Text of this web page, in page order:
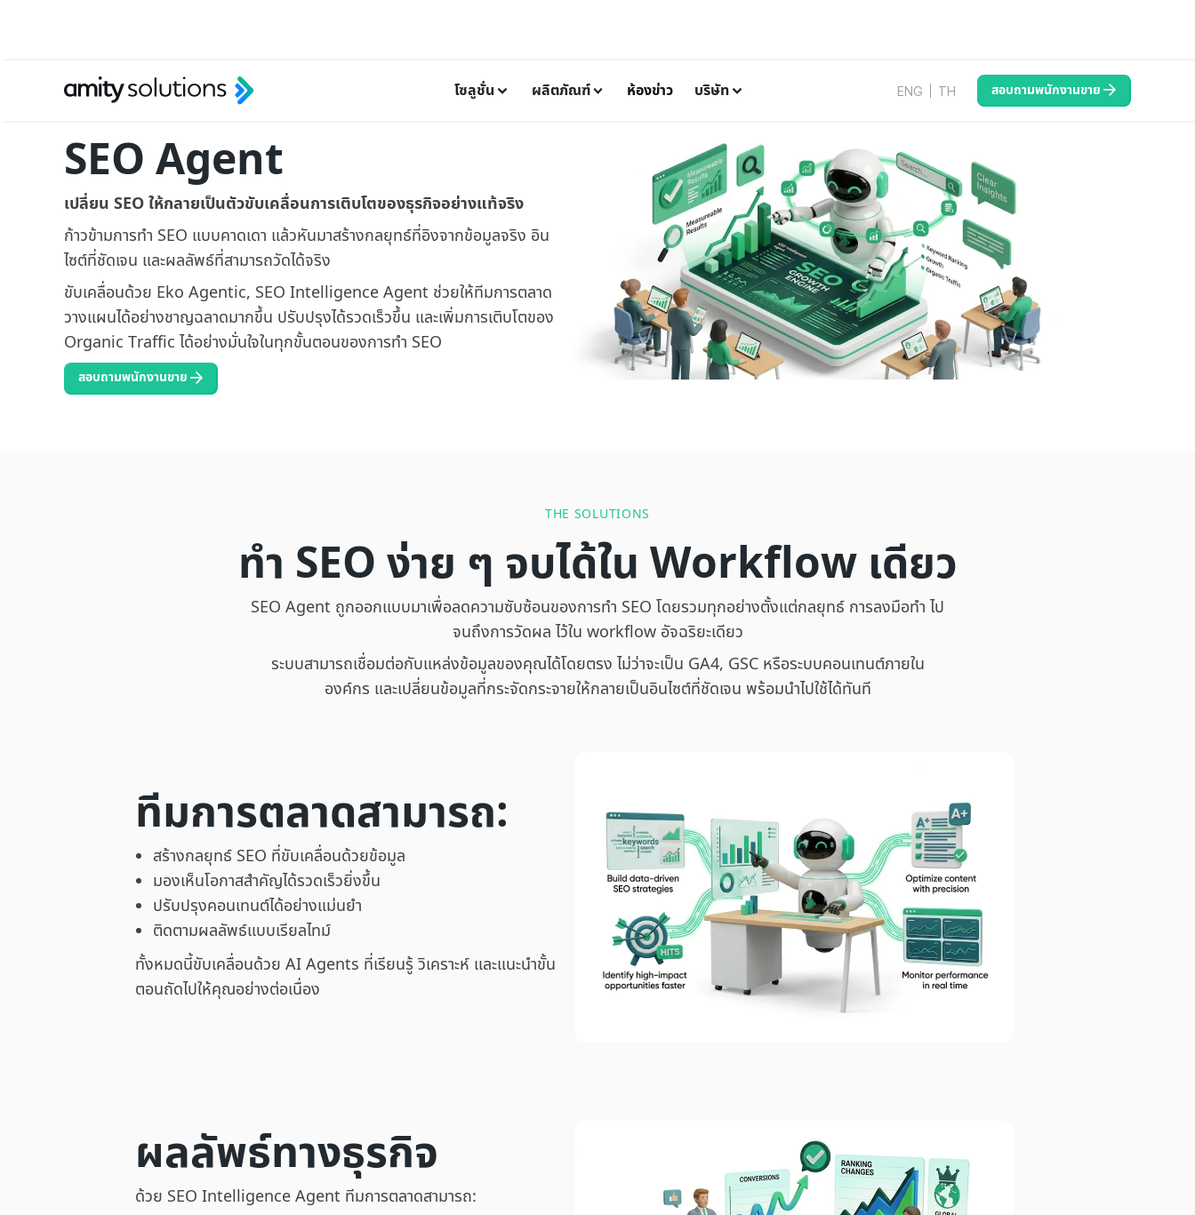
โซลูชั่น ผลิตภัณฑ์ ห้องข่าว บริษัท ENG TH สอบถามพนักงานขาย
SEO Agent
เปลี่ยน SEO ให้กลายเป็นตัวขับเคลื่อนการเติบโตของธุรกิจอย่างแท้จริง
ก้าวข้ามการทำ SEO แบบคาดเดา แล้วหันมาสร้างกลยุทธ์ที่อิงจากข้อมูลจริง อิน
ไซต์ที่ชัดเจน และผลลัพธ์ที่สามารถวัดได้จริง
ขับเคลื่อนด้วย Eko Agentic, SEO Intelligence Agent ช่วยให้ทีมการตลาด
วางแผนได้อย่างชาญฉลาดมากขึ้น ปรับปรุงได้รวดเร็วขึ้น และเพิ่มการเติบโตของ
Organic Traffic ได้อย่างมั่นใจในทุกขั้นตอนของการทำ SEO
สอบถามพนักงานขาย
THE SOLUTIONS
ทำ SEO ง่าย ๆ จบได้ใน Workflow เดียว
SEO Agent ถูกออกแบบมาเพื่อลดความซับซ้อนของการทำ SEO โดยรวมทุกอย่างตั้งแต่กลยุทธ์ การลงมือทำ ไป
จนถึงการวัดผล ไว้ใน workflow อัจฉริยะเดียว
ระบบสามารถเชื่อมต่อกับแหล่งข้อมูลของคุณได้โดยตรง ไม่ว่าจะเป็น GA4, GSC หรือระบบคอนเทนต์ภายใน
องค์กร และเปลี่ยนข้อมูลที่กระจัดกระจายให้กลายเป็นอินไซต์ที่ชัดเจน พร้อมนำไปใช้ได้ทันที
ทีมการตลาดสามารถ:
สร้างกลยุทธ์ SEO ที่ขับเคลื่อนด้วยข้อมูล
มองเห็นโอกาสสำคัญได้รวดเร็วยิ่งขึ้น
ปรับปรุงคอนเทนต์ได้อย่างแม่นยำ
ติดตามผลลัพธ์แบบเรียลไทม์
ทั้งหมดนี้ขับเคลื่อนด้วย AI Agents ที่เรียนรู้ วิเคราะห์ และแนะนำขั้น
ตอนถัดไปให้คุณอย่างต่อเนื่อง
ผลลัพธ์ทางธุรกิจ
ด้วย SEO Intelligence Agent ทีมการตลาดสามารถ: